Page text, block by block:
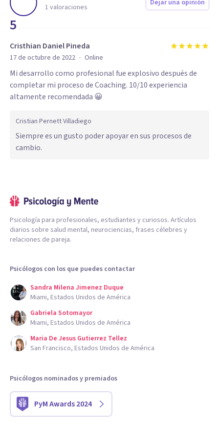
5
1 valoraciones Dejar una opinión
Cristhian Daniel Pineda
17 de octubre de 2022 · Online
Mi desarrollo como profesional fue explosivo después de
completar mi proceso de Coaching. 10/10 experiencia
altamente recomendada 😀
Cristian Pernett Villadiego
Siempre es un gusto poder apoyar en sus procesos de
cambio.
Psicología para profesionales, estudiantes y curiosos. Artículos
diarios sobre salud mental, neurociencias, frases célebres y
relaciones de pareja.
Psicólogos con los que puedes contactar
Sandra Milena Jimenez Duque
Miami, Estados Unidos de América
Gabriela Sotomayor
Miami, Estados Unidos de América
Maria De Jesus Gutierrez Tellez
San Francisco, Estados Unidos de América
Psicólogos nominados y premiados
PyM Awards 2024